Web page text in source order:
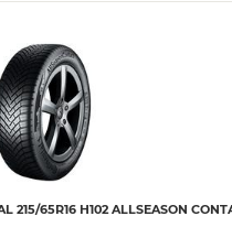
215/65R16 H102 ALLSEASON